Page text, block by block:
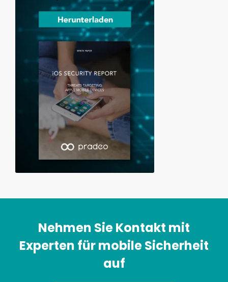
Nehmen Sie Kontakt mit
Experten für mobile Sicherheit
auf